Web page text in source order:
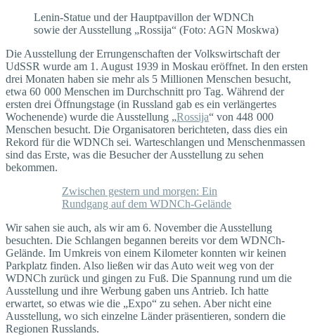
Lenin-Statue und der Hauptpavillon der WDNCh
sowie der Ausstellung „Rossija“ (Foto: AGN Moskwa)
Die Ausstellung der Errungenschaften der Volkswirtschaft der
UdSSR wurde am 1. August 1939 in Moskau eröffnet. In den ersten
drei Monaten haben sie mehr als 5 Millionen Menschen besucht,
etwa 60 000 Menschen im Durchschnitt pro Tag. Während der
ersten drei Öffnungstage (in Russland gab es ein verlängertes
Wochenende) wurde die Ausstellung „Rossija“ von 448 000
Menschen besucht. Die Organisatoren berichteten, dass dies ein
Rekord für die WDNCh sei. Warteschlangen und Menschenmassen
sind das Erste, was die Besucher der Ausstellung zu sehen
bekommen.
Zwischen gestern und morgen: Ein
Rundgang auf dem WDNCh-Gelände
Wir sahen sie auch, als wir am 6. November die Ausstellung
besuchten. Die Schlangen begannen bereits vor dem WDNCh-
Gelände. Im Umkreis von einem Kilometer konnten wir keinen
Parkplatz finden. Also ließen wir das Auto weit weg von der
WDNCh zurück und gingen zu Fuß. Die Spannung rund um die
Ausstellung und ihre Werbung gaben uns Antrieb. Ich hatte
erwartet, so etwas wie die „Expo“ zu sehen. Aber nicht eine
Ausstellung, wo sich einzelne Länder präsentieren, sondern die
Regionen Russlands.